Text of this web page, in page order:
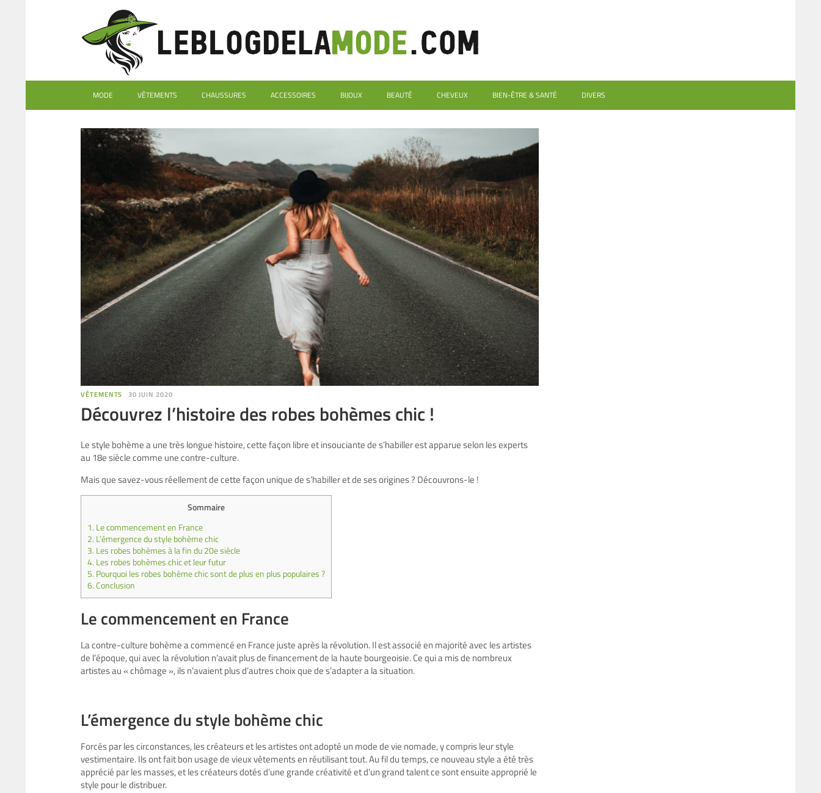
MODE VÊTEMENTS CHAUSSURES ACCESSOIRES BIJOUX BEAUTÉ CHEVEUX BIEN-ÊTRE & SANTÉ DIVERS
VÊTEMENTS 30 JUIN 2020
Découvrez l’histoire des robes bohèmes chic !
Le style bohème a une très longue histoire, cette façon libre et insouciante de s’habiller est apparue selon les experts
au 18e siècle comme une contre-culture.
Mais que savez-vous réellement de cette façon unique de s’habiller et de ses origines ? Découvrons-le !
Sommaire
1. Le commencement en France
2. L’émergence du style bohème chic
3. Les robes bohèmes à la fin du 20e siècle
4. Les robes bohèmes chic et leur futur
5. Pourquoi les robes bohème chic sont de plus en plus populaires ?
6.Conclusion
Le commencement en France
La contre-culture bohème a commencé en France juste après la révolution. Il est associé en majorité avec les artistes
de l’époque, qui avec la révolution n’avait plus de financement de la haute bourgeoisie. Ce qui a mis de nombreux
artistes au « chômage », ils n’avaient plus d’autres choix que de s’adapter a la situation.
L’émergence du style bohème chic
Forcés par les circonstances, les créateurs et les artistes ont adopté un mode de vie nomade, y compris leur style
vestimentaire. Ils ont fait bon usage de vieux vêtements en réutilisant tout. Au fil du temps, ce nouveau style a été très
apprécié par les masses, et les créateurs dotés d’une grande créativité et d’un grand talent ce sont ensuite approprié le
style pour le distribuer.